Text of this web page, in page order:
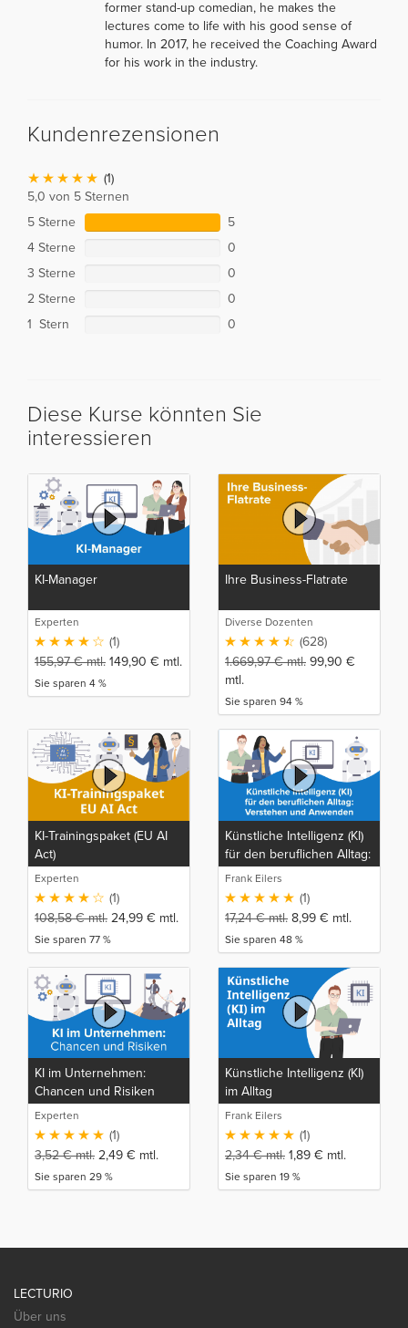
former stand-up comedian, he makes the
lectures come to life with his good sense of
humor. In 2017, he received the Coaching Award
for his work in the industry.
Kundenrezensionen
(1)
5,0 von 5 Sternen
5 Sterne
5
4 Sterne
0
3 Sterne
0
2 Sterne
0
1 Stern
0
Diese Kurse könnten Sie
interessieren
KI-Manager
Experten
(1)
155,97€mtl. 149,90 € mtl.
Sie sparen 4 %
Ihre Business-Flatrate
Diverse Dozenten
(628)
1.669,97€mtl. 99,90 €
mtl.
Sie sparen 94 %
KI-Trainingspaket (EU AI
Act)
Experten
(1)
108,58€mtl. 24,99 € mtl.
Sie sparen 77 %
Künstliche Intelligenz (KI)
für den beruflichen Alltag:
Verstehen und Anwenden
Frank Eilers
(1)
17,24€mtl. 8,99 € mtl.
Sie sparen 48 %
KI im Unternehmen:
Chancen und Risiken
Experten
(1)
3,52€mtl. 2,49 € mtl.
Sie sparen 29 %
Künstliche Intelligenz (KI)
im Alltag
Frank Eilers
(1)
2,34€mtl. 1,89 € mtl.
Sie sparen 19 %
LECTURIO
Über uns